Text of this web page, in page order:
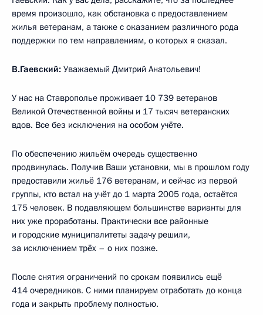
время произошло, как обстановка с предоставлением
жилья ветеранам, а также с оказанием различного рода
поддержки по тем направлениям, о которых я сказал.
В.Гаевский: Уважаемый Дмитрий Анатольевич!
У нас на Ставрополье проживает 10 739 ветеранов
Великой Отечественной войны и 17 тысяч ветеранских
вдов. Все без исключения на особом учёте.
По обеспечению жильём очередь существенно
продвинулась. Получив Ваши установки, мы в прошлом году
предоставили жильё 176 ветеранам, и сейчас из первой
группы, кто встал на учёт до 1 марта 2005 года, остаётся
175 человек. В подавляющем большинстве варианты для
них уже проработаны. Практически все районные
и городские муниципалитеты задачу решили,
за исключением трёх – о них позже.
После снятия ограничений по срокам появились ещё
414 очередников. С ними планируем отработать до конца
года и закрыть проблему полностью.